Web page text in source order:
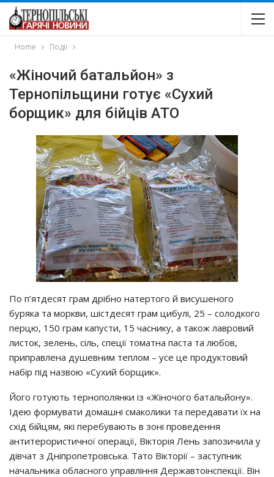
Home Події
«Жіночий батальйон» з
Тернопільщини готує «Cухий
борщик» для бійців АТО
По п’ятдесят грам дрібно натертого й висушеного
буряка та моркви, шістдесят грам цибулі, 25 – солодкого
перцю, 150 грам капусти, 15 часнику, а також лавровий
листок, зелень, сіль, спеції томатна паста та любов,
приправлена душевним теплом – усе це продуктовий
набір під назвою «Сухий борщик».
Його готують тернополянки із «Жіночого батальйону».
Ідею формувати домашні смаколики та передавати їх на
схід бійцям, які перебувають в зоні проведення
антитерористичної операції, Вікторія Лень запозичила у
дівчат з Дніпропетровська. Тато Вікторії – заступник
начальника обласного управління Державтоінспекції. Він